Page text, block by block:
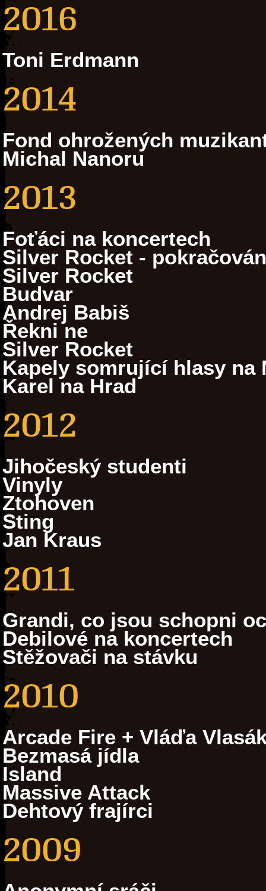
2016
Toni Erdmann
2014
Fond ohrožených
Michal Nanoru
2013
Foťáci na koncertech
Silver Rocket -
Silver Rocket
Budvar
Andrej Babiš
Řekni ne
Silver Rocket
Kapely somrující hlasy na
Karel na Hrad
2012
Jihočeský studenti
Vinyly
Ztohoven
Sting
Jan Kraus
2011
Grandi, co jsou schopni
Debilové na koncertech
Stěžovači na stávku
2010
Arcade Fire + Vláďa
Bezmasá jídla
Island
Massive Attack
Dehtový frajírci
2009